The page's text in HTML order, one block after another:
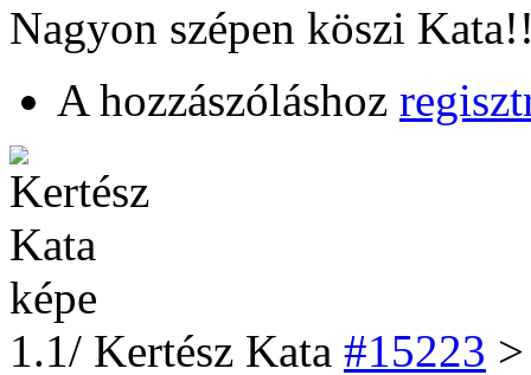
Nagyon szépen köszi
A hozzászóláshoz
1.1/ Kertész Kata #15223